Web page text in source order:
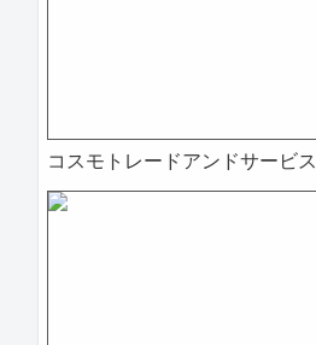
コスモトレードアンドサービス